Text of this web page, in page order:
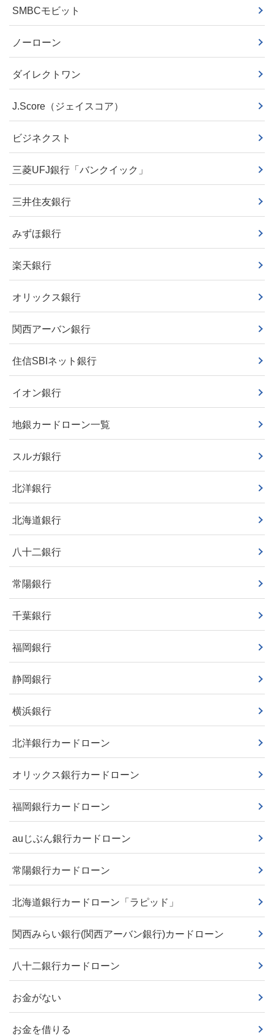
SMBCモビット
ノーローン
ダイレクトワン
J.Score（ジェイスコア）
ビジネクスト
三菱UFJ銀行「バンクイック」
三井住友銀行
みずほ銀行
楽天銀行
オリックス銀行
関西アーバン銀行
住信SBIネット銀行
イオン銀行
地銀カードローン一覧
スルガ銀行
北洋銀行
北海道銀行
八十二銀行
常陽銀行
千葉銀行
福岡銀行
静岡銀行
横浜銀行
北洋銀行カードローン
オリックス銀行カードローン
福岡銀行カードローン
auじぶん銀行カードローン
常陽銀行カードローン
北海道銀行カードローン「ラピッド」
関西みらい銀行(関西アーバン銀行)カードローン
八十二銀行カードローン
お金がない
お金を借りる